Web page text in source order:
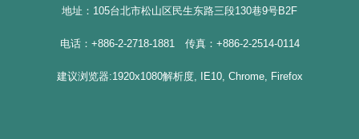
地址：105台北市松山区民生东路三段130巷9号B2F
电话：+886-2-2718-1881 传真：+886-2-2514-0114
建议浏览器:1920x1080解析度, IE10, Chrome, Firefox